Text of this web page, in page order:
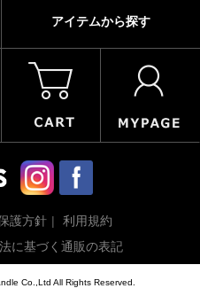
アイテムから探す
護方針
利用規約
に基づく通販の表記
Co.,Ltd All Rights Reserved.